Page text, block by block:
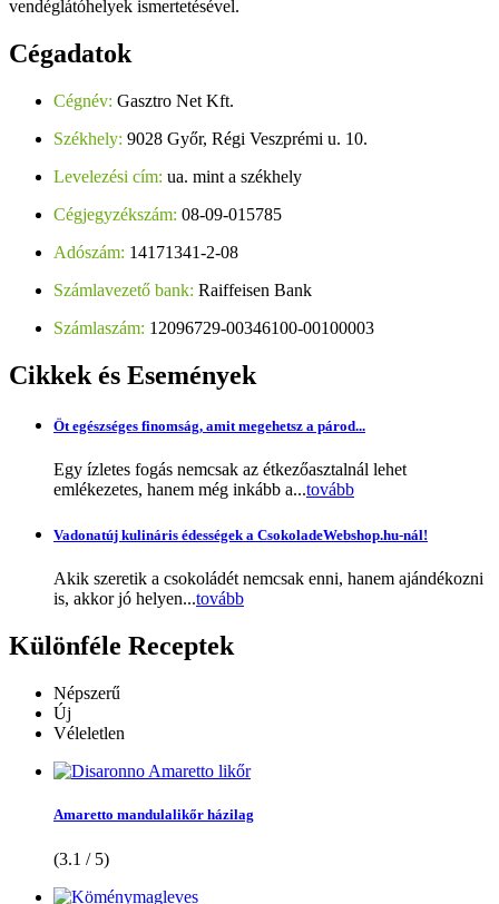
vendéglátóhelyek ismertetésével.
Cégadatok
Cégnév: Gasztro Net Kft.
Székhely: 9028 Győr, Régi Veszprémi u. 10.
Levelezési cím: ua. mint a székhely
Cégjegyzékszám: 08-09-015785
Adószám: 14171341-2-08
Számlavezető bank: Raiffeisen Bank
Számlaszám: 12096729-00346100-00100003
Cikkek és Események
Öt egészséges finomság, amit megehetsz a párod...
Egy ízletes fogás nemcsak az étkezőasztalnál lehet
emlékezetes, hanem még inkább a...tovább
Vadonatúj kulináris édességek a CsokoladeWebshop.hu-nál!
Akik szeretik a csokoládét nemcsak enni, hanem ajándékozni
is, akkor jó helyen...tovább
Különféle Receptek
Népszerű
Új
Véleletlen
Amaretto mandulalikőr házilag
(3.1 / 5)